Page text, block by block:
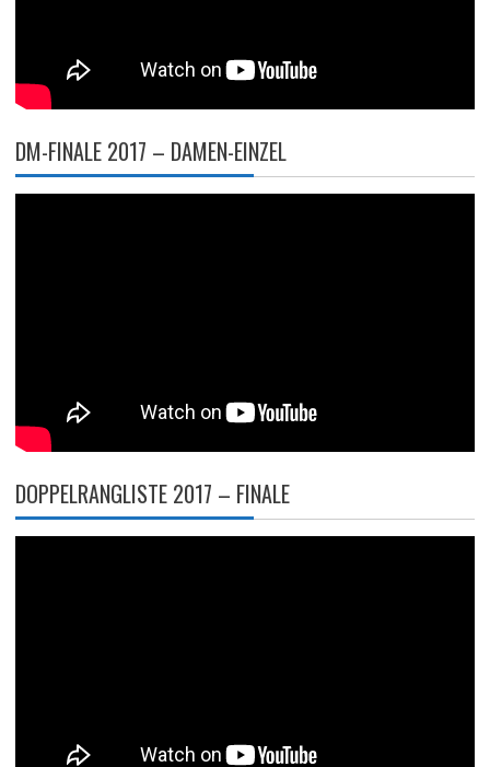
DM-FINALE 2017 – DAMEN-EINZEL
DOPPELRANGLISTE 2017 – FINALE